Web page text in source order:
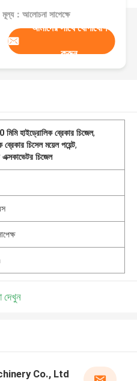
মূল্য：আলোচনা সাপেক্ষে
আমাদের সাথে যোগাযোগ
করুন
মিমি হাইড্রোলিক ব্রেকার চিজেল,
ব্রেকার চিসেল ময়েল পয়েন্ট,
এক্সকাভেটর চিজেল
Co., Ltd